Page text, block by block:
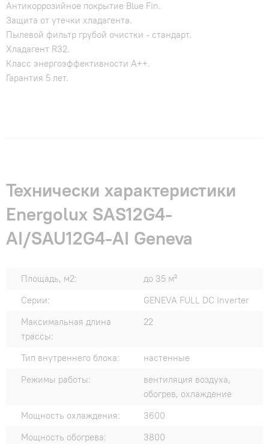
Антикоррозийное покрытие Blue Fin.
Защита от утечки хладагента.
Пылевой фильтр грубой очистки - стандарт.
Хладагент R32.
Класс энергоэффективности A++.
Гарантия 5 лет.
Технически характеристики
Energolux SAS12G4-
AI/SAU12G4-AI Geneva
Площадь, м2:
до 35 м²
Серии:
GENEVA FULL DC Inverter
Максимальная длина
трассы:
22
Тип внутреннего блока:
настенные
Режимы работы:
вентиляция воздуха,
обогрев, охлаждение
Мощность охлаждения:
3600
Мощность обогрева:
3800